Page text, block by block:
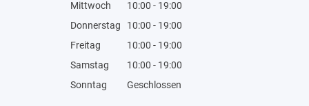
Mittwoch
10:00 - 19:00
Donnerstag
10:00 - 19:00
Freitag
10:00 - 19:00
Samstag
10:00 - 19:00
Sonntag
Geschlossen